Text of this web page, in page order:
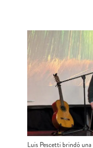
Luis Pescetti brindó